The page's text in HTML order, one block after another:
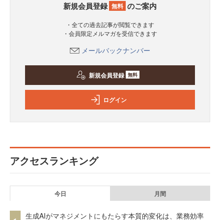
新規会員登録 無料 のご案内
・全ての過去記事が閲覧できます
・会員限定メルマガを受信できます
メールバックナンバー
新規会員登録 無料
ログイン
アクセスランキング
今日 月間
生成AIがマネジメントにもたらす本質的変化は、業務効率